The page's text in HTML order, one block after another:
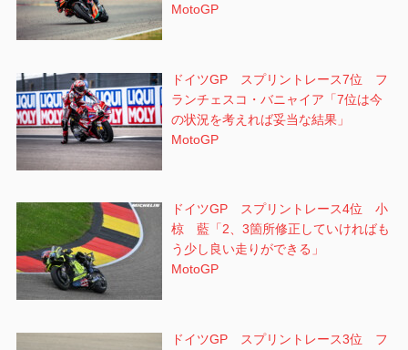
MotoGP
ドイツGP スプリントレース7位 フ
ランチェスコ・バニャイア「7位は今
の状況を考えれば妥当な結果」
MotoGP
ドイツGP スプリントレース4位 小
椋 藍「2、3箇所修正していければも
う少し良い走りができる」
MotoGP
ドイツGP スプリントレース3位 フ